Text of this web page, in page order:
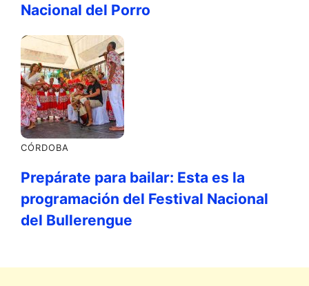
Nacional del Porro
CÓRDOBA
Prepárate para bailar: Esta es la
programación del Festival Nacional
del Bullerengue